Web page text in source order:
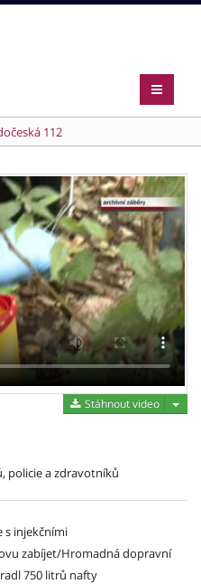
112
Stáhnout video
policie a zdravotníků
s injekčními
zabíjet/Hromadná dopravní
750 litrů nafty